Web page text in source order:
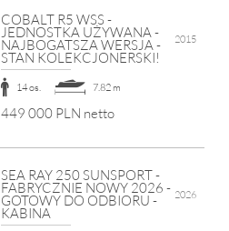
COBALT R5 WSS -
JEDNOSTKA UŻYWANA -
NAJBOGATSZA WERSJA -
STAN KOLEKCJONERSKI!
2015
14 os. 7.82 m
449 000 PLN netto
SEA RAY 250 SUNSPORT -
FABRYCZNIE NOWY 2026 -
GOTOWY DO ODBIORU -
KABINA
2026